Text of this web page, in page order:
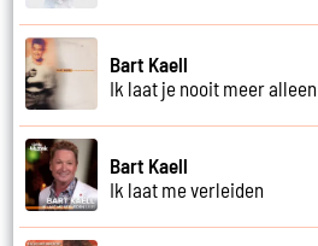
Bart Kaell
Ik laat je nooit meer alleen
Bart Kaell
Ik laat me verleiden